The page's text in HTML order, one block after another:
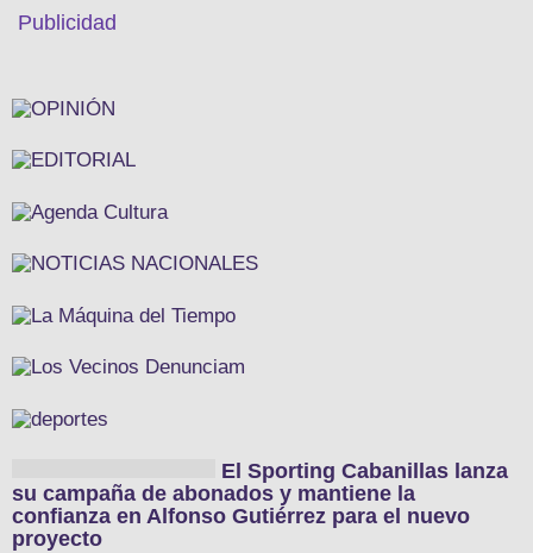
Publicidad
El Sporting Cabanillas lanza
su campaña de abonados y mantiene la
confianza en Alfonso Gutiérrez para el nuevo
proyecto